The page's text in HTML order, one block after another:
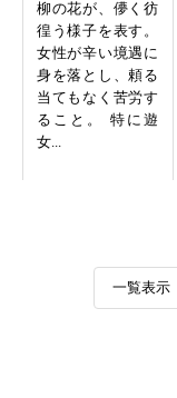
柳の花が、儚く彷
徨う様子を表す。
女性が辛い境遇に
身を落とし、頼る
当てもなく苦労す
ること。 特に遊
女...
一覧表示